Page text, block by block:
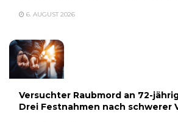
6. AUGUST 2026
Versuchter Raubmord an 72-
Drei Festnahmen nach schwerer